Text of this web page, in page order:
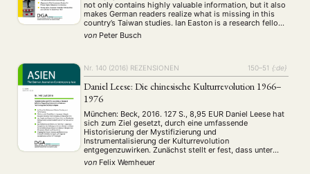
Workshop (126)
MITGLIEDSCHAFT STUDIUM
ENGLISH
not only contains highly valuable information, but it also
makes German readers realize what is missing in this
country’s Taiwan studies. Ian Easton is a research fellow
at the Project 2049 Institute, which is an American think
tank …
von Peter Busch
Nr. 140 (2016) REZENSIONEN 150–51 {:de}
Daniel Leese: Die chinesische Kulturrevolution 1966–
1976
München: Beck, 2016. 127 S., 8,95 EUR Daniel Leese hat
sich zum Ziel gesetzt, durch eine umfassende
Historisierung der Mystifizierung und
Instrumentalisierung der Kulturrevolution
entgegenzuwirken. Zunächst stellt er fest, dass unter
dem Schlagwort „umfassende Verneinung“ der
Kulturrevolution durch die Partei nach 1981 eine
von Felix Wemheuer